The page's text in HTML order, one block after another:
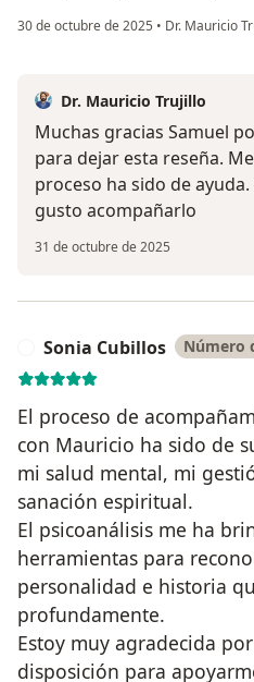
30 de octubre de 2025 • Dr. Mauricio
Dr. Mauricio Trujillo
Muchas gracias Samuel
para dejar esta reseña.
proceso ha sido de
gusto acompañarlo
31 de octubre de 2025
Sonia Cubillos Número
El proceso de
con Mauricio ha sido de
mi salud mental, mi
sanación espiritual.
El psicoanálisis me ha
herramientas para
personalidad e historia
profundamente.
Estoy muy agradecida
disposición para